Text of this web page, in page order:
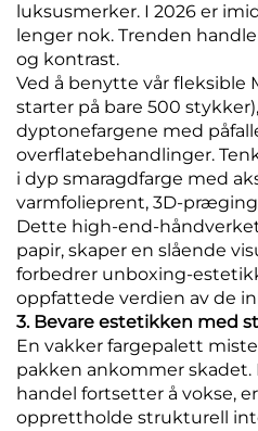
luksusmerker. I 2026 er
lenger nok. Trenden
og kontrast.
Ved å benytte vår fleksible
starter på bare 500
dyptonefargene med
overflatebehandlinger.
i dyp smaragdfarge med
varmfolieprent, 3D-
Dette high-end-
papir, skaper en slående
forbedrer unboxing-
oppfattede verdien av de
3. Bevare estetikken med
En vakker fargepalett
pakken ankommer
handel fortsetter å vokse,
opprettholde strukturell